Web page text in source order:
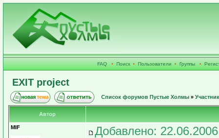
FAQ • Поиск • Пользователи • Группы •
EXIT project
Список форумов Пустые Холмы »
Автор
MIF Добавлено: